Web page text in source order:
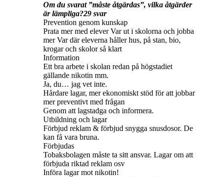
Om du svarat ”måste åtgärdas”, vilka åtgärder
är lämpliga?29 svar
Prevention genom kunskap
Prata mer med elever Var ut i skolorna och jobba
mer Var där eleverna håller hus, på stan, bio,
krogar och skolor så klart
Information
Ett bra arbete i skolan redan på högstadiet
gällande nikotin mm.
Ja, du… jag vet inte.
Hårdare lagar, mer ekonomiskt stöd för att jobbar
mer preventivt med frågan
Genom att lagstadga och informera.
Utbildning och lagar
Förbjud reklam & förbjud snygga snusdosor. De
kan få vara bruna.
Förbjudas
Tobaksbolagen måste ta sitt ansvar. Lagar om att
förbjuda riktad reklam osv
Införa lagar mot nikotin!